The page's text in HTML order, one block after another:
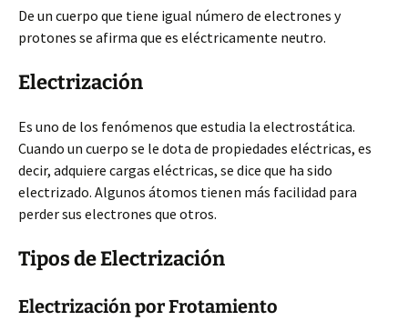
De un cuerpo que tiene igual número de electrones y
protones se afirma que es eléctricamente neutro.
Electrización
Es uno de los fenómenos que estudia la electrostática.
Cuando un cuerpo se le dota de propiedades eléctricas, es
decir, adquiere cargas eléctricas, se dice que ha sido
electrizado. Algunos átomos tienen más facilidad para
perder sus electrones que otros.
Tipos de Electrización
Electrización por Frotamiento